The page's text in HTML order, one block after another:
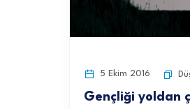
5 Ekim 2016
Gençliği yoldan